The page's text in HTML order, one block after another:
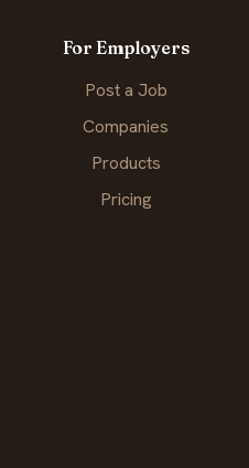
For Employers
Post a Job
Companies
Products
Pricing